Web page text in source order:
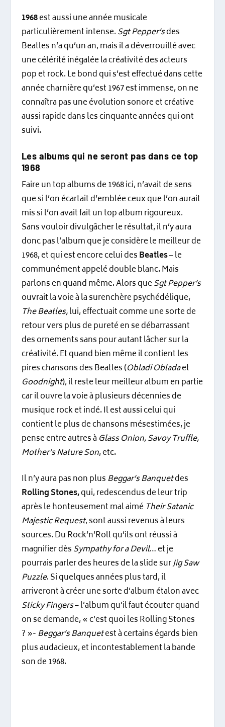
1968est aussi une année musicale
particulièrement intense.Sgt Pepper’sdes
Beatles n’a qu’un an, mais il a déverrouillé avec
une célérité inégalée la créativité des acteurs
pop et rock. Le bond qui s’est effectué dans cette
année charnière qu’est 1967 est immense, on ne
connaîtra pas une évolution sonore et créative
aussi rapide dans les cinquante années qui ont
suivi.
Les albums qui ne seront pas dans ce top
1968
Faire un top albums de 1968 ici, n’avait de sens
que si l’on écartait d’emblée ceux que l’on aurait
mis si l’on avait fait un top album rigoureux.
Sans vouloir divulgâcher le résultat, il n’y aura
donc pas l’album que je considère le meilleur de
1968, et qui est encore celui desBeatles– le
communément appelé double blanc. Mais
parlons en quand même. Alors queSgt Pepper’s
ouvrait la voie à la surenchère psychédélique,
The Beatles,lui, effectuait comme une sorte de
retour vers plus de pureté en se débarrassant
des ornements sans pour autant lâcher sur la
créativité. Et quand bien même il contient les
pires chansons des Beatles (Obladi Obladaet
Goodnight), il reste leur meilleur album en partie
car il ouvre la voie à plusieurs décennies de
musique rock et indé. Il est aussi celui qui
contient le plus de chansons mésestimées, je
pense entre autres à Glass Onion, Savoy Truffle,
Mother’s Nature Son, etc.
Il n’y aura pas non plusBeggar’s Banquetdes
Rolling Stones,qui, redescendus de leur trip
après le honteusement mal aimé Their Satanic
Majestic Request, sont aussi revenus à leurs
sources. Du Rock’n’Roll qu’ils ont réussi à
magnifier dèsSympathy for a Devil… et je
pourrais parler des heures de la slide surJig Saw
Puzzle. Si quelques années plus tard, il
arriveront à créer une sorte d’album étalon avec
Sticky Fingers– l’album qu’il faut écouter quand
on se demande, « c’est quoi les Rolling Stones
? »-Beggar’s Banquetest à certains égards bien
plus audacieux, et incontestablement la bande
son de 1968.